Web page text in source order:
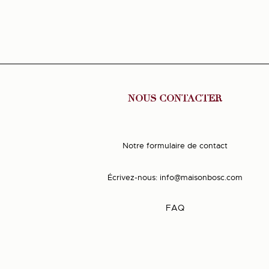
NOUS CONTACTER
Notre formulaire de contact
Écrivez-nous: info@maisonbosc.com
FAQ